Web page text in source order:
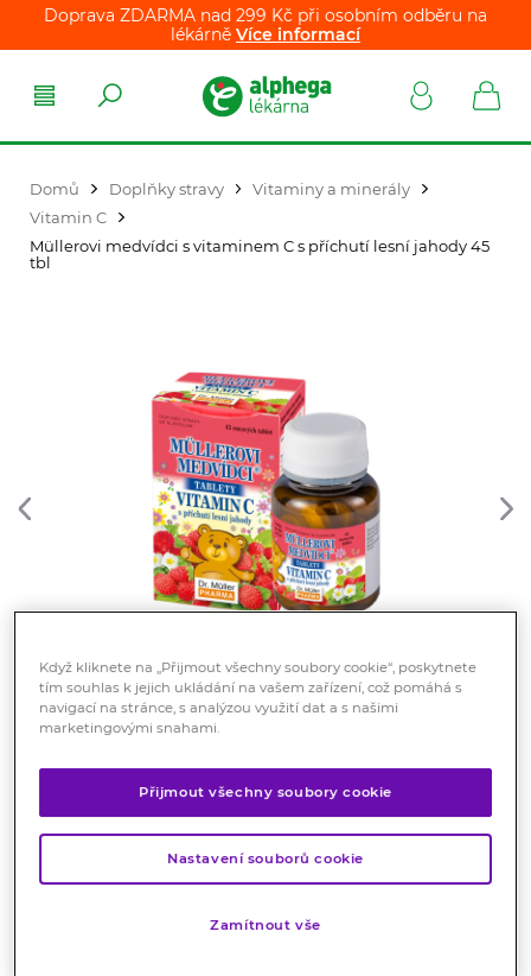
Doprava ZDARMA nad 299 Kč při osobním odběru na
lékárně Více informací
Domů Doplňky stravy
Vitaminy a minerály
Vitamin C
Müllerovi medvídci s vitaminem C s příchutí lesní jahody 45
tbl
C s příchutí lesní jahody 45 tbl
Müllerovi medvídci® Tablety s příchutí lesní jahody.
Vhodné pro děti od 3 let.
Když kliknete na „Přijmout všechny soubory cookie“, poskytnete
tím souhlas k jejich ukládání na vašem zařízení, což pomáhá s
navigací na stránce, s analýzou využití dat a s našimi
marketingovými snahami.
Přijmout všechny soubory cookie
Nastavení souborů cookie
Zamítnout vše